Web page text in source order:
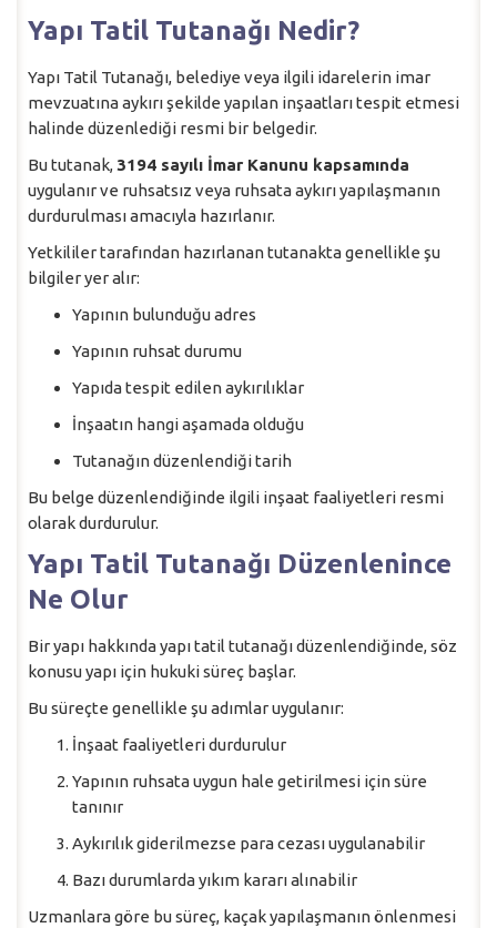
Yapı Tatil Tutanağı Nedir?
Yapı Tatil Tutanağı, belediye veya ilgili idarelerin imar
mevzuatına aykırı şekilde yapılan inşaatları tespit etmesi
halinde düzenlediği resmi bir belgedir.
Bu tutanak,3194 sayılı İmar Kanunu kapsamında
uygulanır ve ruhsatsız veya ruhsata aykırı yapılaşmanın
durdurulması amacıyla hazırlanır.
Yetkililer tarafından hazırlanan tutanakta genellikle şu
bilgiler yer alır:
Yapının bulunduğu adres
Yapının ruhsat durumu
Yapıda tespit edilen aykırılıklar
İnşaatın hangi aşamada olduğu
Tutanağın düzenlendiği tarih
Bu belge düzenlendiğinde ilgili inşaat faaliyetleri resmi
olarak durdurulur.
Yapı Tatil Tutanağı Düzenlenince
Ne Olur
Bir yapı hakkında yapı tatil tutanağı düzenlendiğinde, söz
konusu yapı için hukuki süreç başlar.
Bu süreçte genellikle şu adımlar uygulanır:
İnşaat faaliyetleri durdurulur
Yapının ruhsata uygun hale getirilmesi için süre
tanınır
Aykırılık giderilmezse para cezası uygulanabilir
Bazı durumlarda yıkım kararı alınabilir
Uzmanlara göre bu süreç, kaçak yapılaşmanın önlenmesi